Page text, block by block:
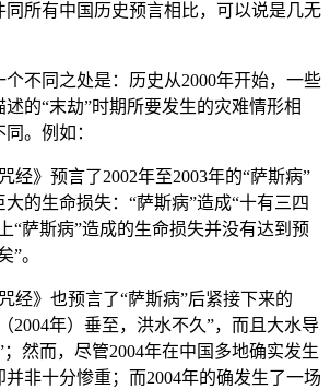
同所有中国历史预言相比，可以说是几无
不同之处是：历史从2000年开始，一些
的“末劫”时期所要发生的灾难情形相
。例如：
经》预言了2002年至2003年的“萨斯病”
的生命损失：“萨斯病”造成“十有三四
“萨斯病”造成的生命损失并没有达到预
”。
经》也预言了“萨斯病”后紧接下来的
2004年）垂至，洪水不久”，而且大水导
然而，尽管2004年在中国多地确实发生
非十分惨重；而2004年的确发生了一场